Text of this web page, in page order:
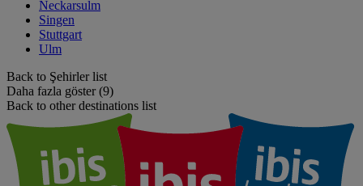
Neckarsulm
Singen
Stuttgart
Ulm
Back to Şehirler list
Daha fazla göster (9)
Back to other destinations list